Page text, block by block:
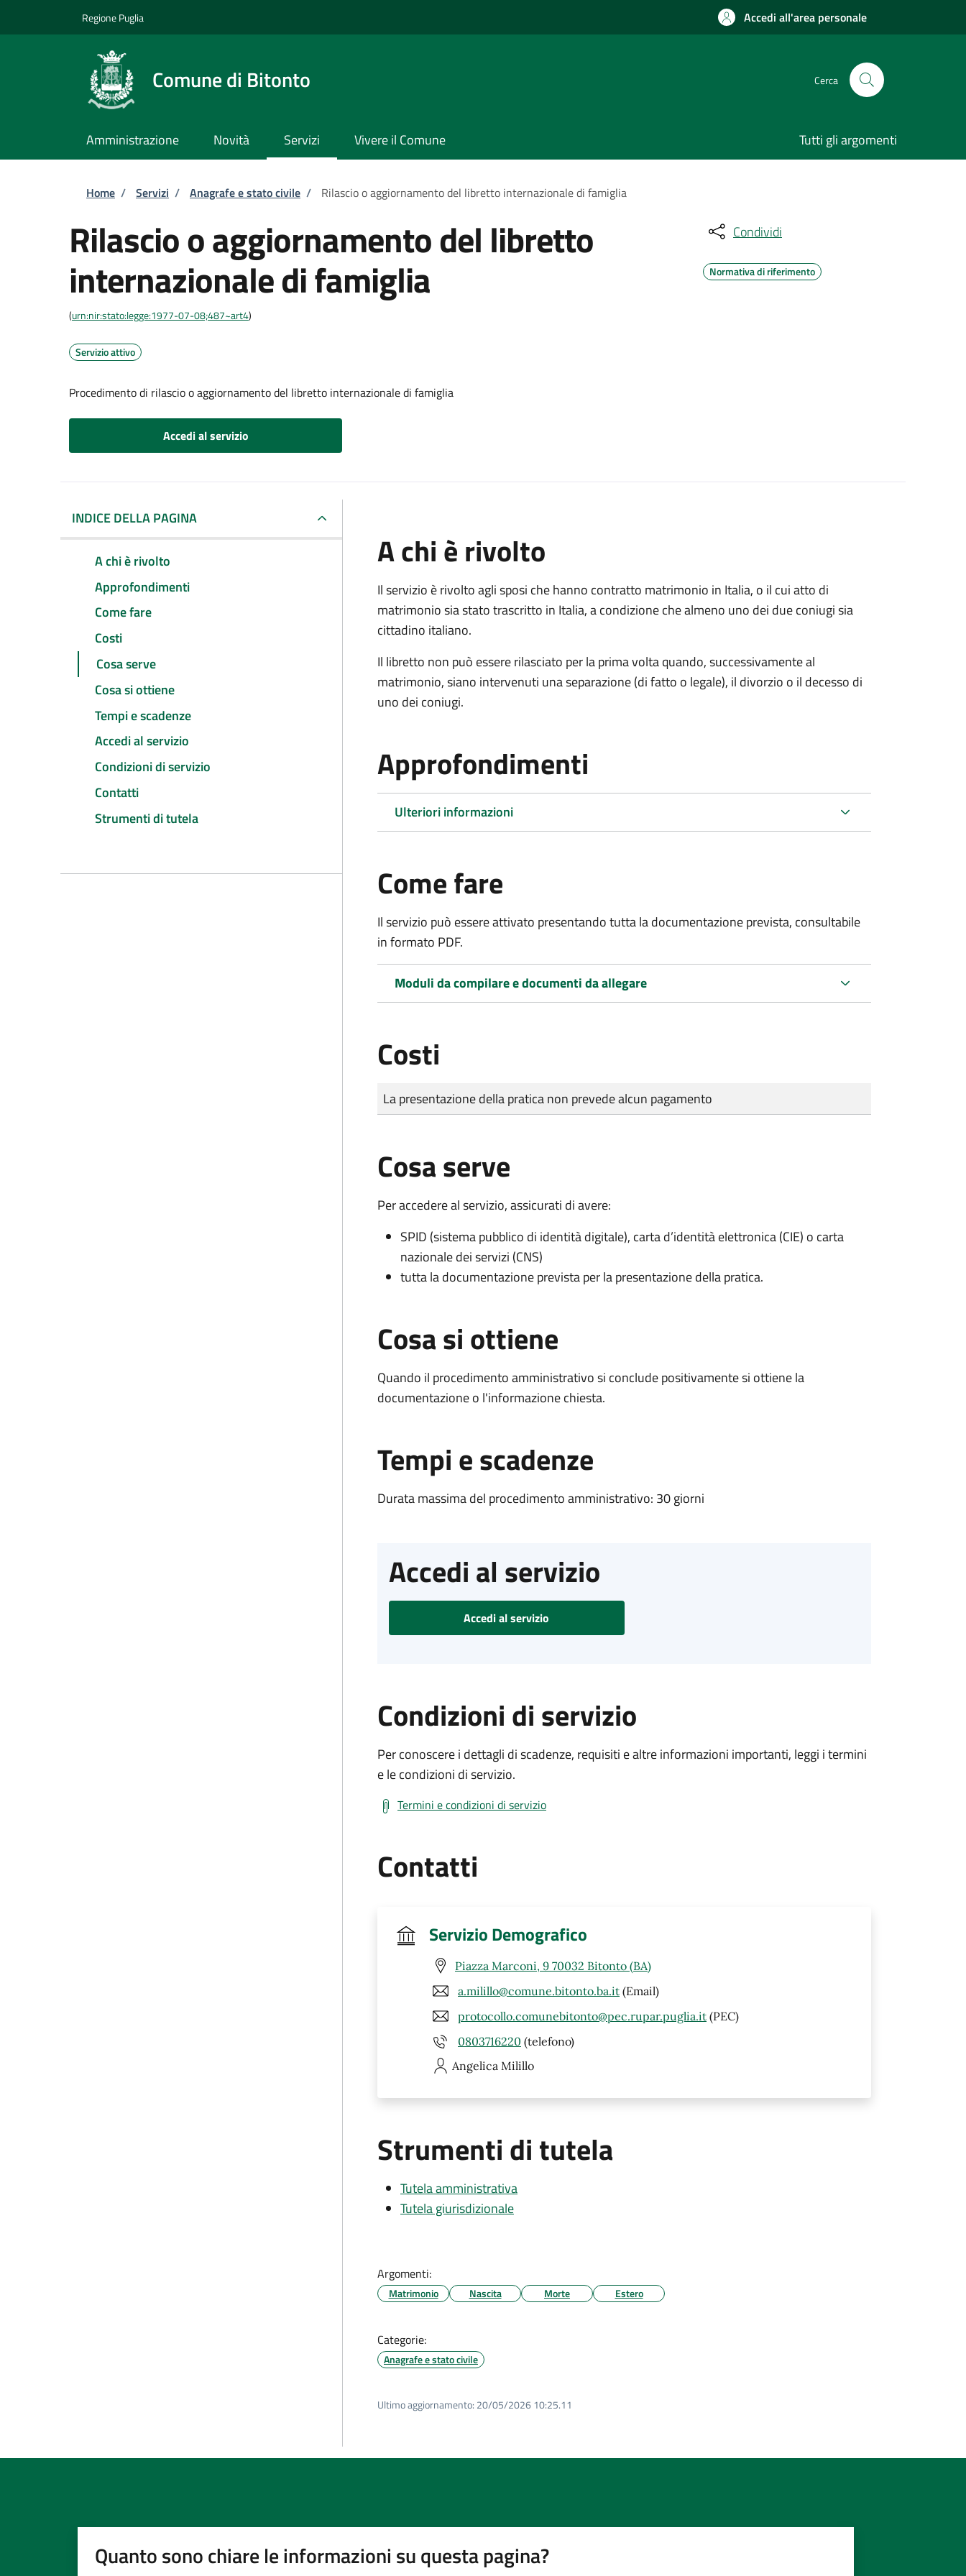
Regione Puglia Accedi all'area personale
Comune di Bitonto Cerca
Amministrazione Novità Servizi Vivere il Comune Tutti gli argomenti
Briciole di pane
Home / Servizi / Anagrafe e stato civile / Rilascio o aggiornamento del libretto internazionale di famiglia
Rilascio o aggiornamento del libretto
internazionale di famiglia
(urn:nir:stato:legge:1977-07-08;487~art4)
Servizio attivo
Procedimento di rilascio o aggiornamento del libretto internazionale di famiglia
Accedi al servizio
Condividi
Normativa di riferimento
INDICE DELLA PAGINA
A chi è rivolto
Approfondimenti
Come fare
Costi
Cosa serve
Cosa si ottiene
Tempi e scadenze
Accedi al servizio
Condizioni di servizio
Contatti
Strumenti di tutela
A chi è rivolto
Il servizio è rivolto agli sposi che hanno contratto matrimonio in Italia, o il cui atto di
matrimonio sia stato trascritto in Italia, a condizione che almeno uno dei due coniugi sia
cittadino italiano.
Il libretto non può essere rilasciato per la prima volta quando, successivamente al
matrimonio, siano intervenuti una separazione (di fatto o legale), il divorzio o il decesso di
uno dei coniugi.
Approfondimenti
Ulteriori informazioni
Come fare
Il servizio può essere attivato presentando tutta la documentazione prevista, consultabile
in formato PDF.
Moduli da compilare e documenti da allegare
Costi
Tipo di pagamento
Importo
La presentazione della pratica non prevede alcun pagamento
Cosa serve
Per accedere al servizio, assicurati di avere:
SPID (sistema pubblico di identità digitale), carta d’identità elettronica (CIE) o carta
nazionale dei servizi (CNS)
tutta la documentazione prevista per la presentazione della pratica.
Cosa si ottiene
Quando il procedimento amministrativo si conclude positivamente si ottiene la
documentazione o l'informazione chiesta.
Tempi e scadenze
Durata massima del procedimento amministrativo: 30 giorni
Accedi al servizio
Accedi al servizio
Condizioni di servizio
Per conoscere i dettagli di scadenze, requisiti e altre informazioni importanti, leggi i termini
e le condizioni di servizio.
Termini e condizioni di servizio
Contatti
Servizio Demografico
Piazza Marconi, 9 70032 Bitonto (BA)
a.milillo@comune.bitonto.ba.it (Email)
protocollo.comunebitonto@pec.rupar.puglia.it (PEC)
0803716220 (telefono)
Angelica Milillo
Strumenti di tutela
Tutela amministrativa
Tutela giurisdizionale
Argomenti:
Matrimonio Nascita Morte Estero
Categorie:
Anagrafe e stato civile
Ultimo aggiornamento: 20/05/2026 10:25.11
Quanto sono chiare le informazioni su questa pagina?